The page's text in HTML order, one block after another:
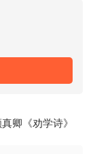
加任何新行，
每个阶段实现
卿《劝学诗》